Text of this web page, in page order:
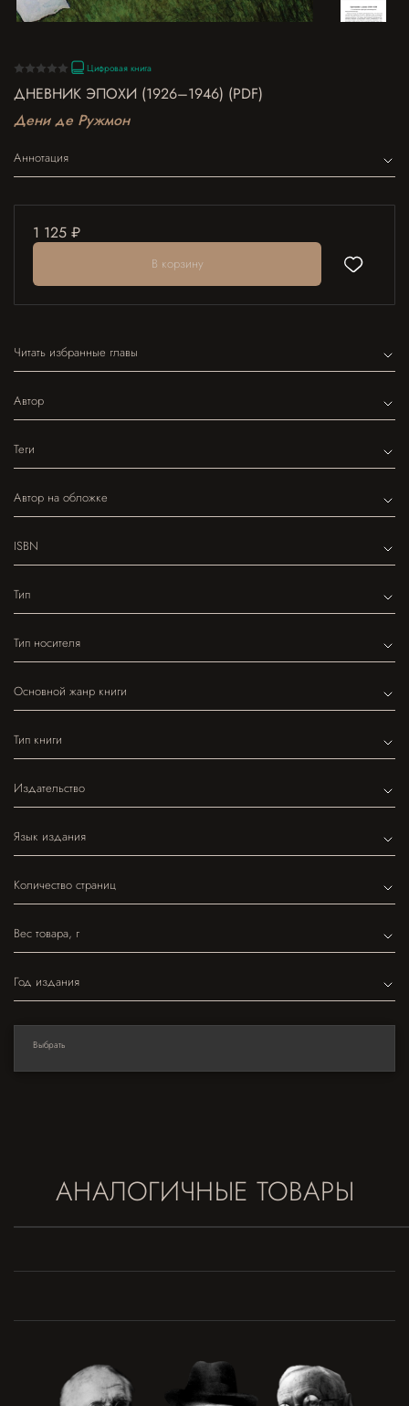
Цифровая книга
ДНЕВНИК ЭПОХИ (1926–1946) (PDF)
Дени де Ружмон
Аннотация
1 125 ₽
В корзину
Читать избранные главы
Автор
Теги
Автор на обложке
ISBN
Тип
Тип носителя
Основной жанр книги
Тип книги
Издательство
Язык издания
Количество страниц
Вес товара, г
Год издания
Выбрать
АНАЛОГИЧНЫЕ ТОВАРЫ